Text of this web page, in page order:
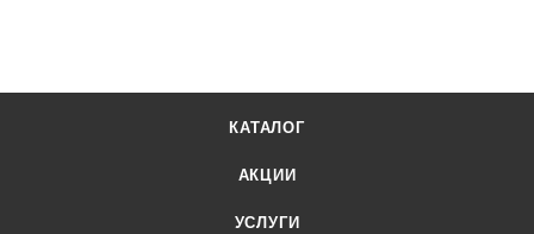
КАТАЛОГ
АКЦИИ
УСЛУГИ